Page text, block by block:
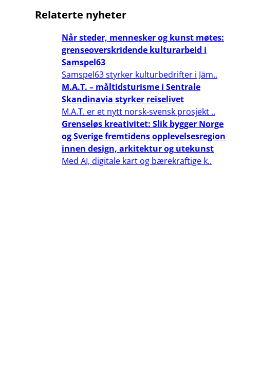
Relaterte nyheter
Når steder, mennesker og kunst møtes:
grenseoverskridende kulturarbeid i
Samspel63
Samspel63 styrker kulturbedrifter i Jäm..
M.A.T. – måltidsturisme i Sentrale
Skandinavia styrker reiselivet
M.A.T. er et nytt norsk-svensk prosjekt ..
Grenseløs kreativitet: Slik bygger Norge
og Sverige fremtidens opplevelsesregion
innen design, arkitektur og utekunst
Med AI, digitale kart og bærekraftige k..